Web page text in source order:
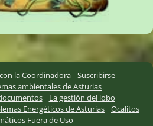
la Coordinadora
Suscribirse
ambientales de Asturias
La gestión del lobo
Energéticos de Asturias
Ocalitos
Fuera de Uso